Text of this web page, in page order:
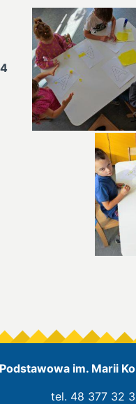
im. Marii
tel. 48 377 32